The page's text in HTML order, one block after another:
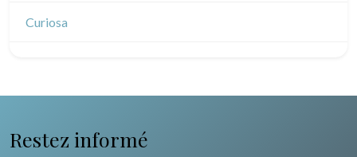
Curiosa
Restez informé